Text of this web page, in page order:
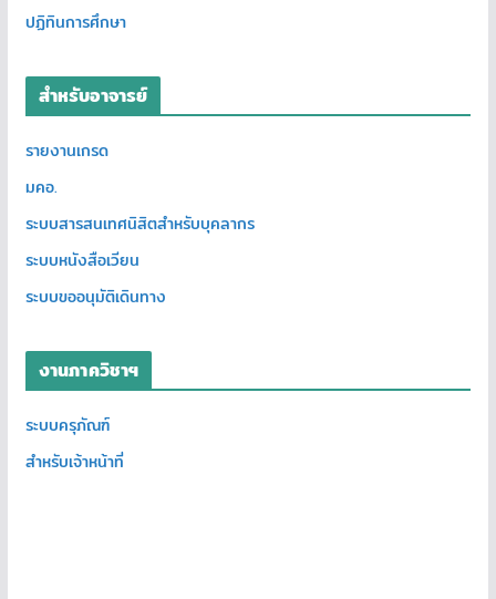
ปฏิทินการศึกษา
สำหรับอาจารย์
รายงานเกรด
มคอ.
ระบบสารสนเทศนิสิตสำหรับบุคลากร
ระบบหนังสือเวียน
ระบบขออนุมัติเดินทาง
งานภาควิชาฯ
ระบบครุภัณฑ์
สำหรับเจ้าหน้าที่